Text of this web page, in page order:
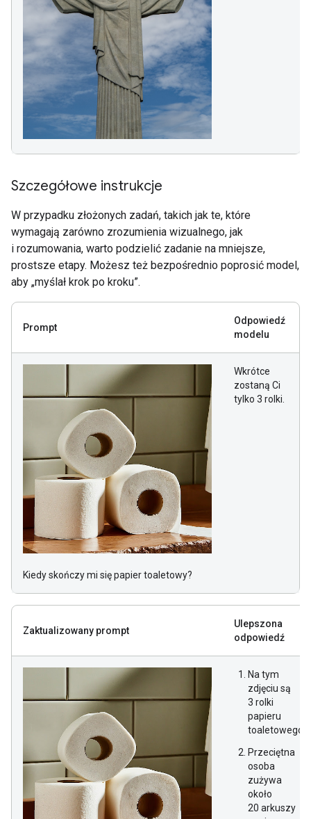
Szczegółowe instrukcje
W przypadku złożonych zadań, takich jak te, które
wymagają zarówno zrozumienia wizualnego, jak
i rozumowania, warto podzielić zadanie na mniejsze,
prostsze etapy. Możesz też bezpośrednio poprosić model,
aby „myślał krok po kroku”.
Prompt
Odpowiedź
modelu
Kiedy skończy mi się papier toaletowy?
Wkrótce
zostaną Ci
tylko 3 rolki.
Zaktualizowany prompt
Ulepszona
odpowiedź
Na tym
zdjęciu są
3 rolki
papieru
toaletowego.
Przeciętna
osoba
zużywa
około
20 arkuszy